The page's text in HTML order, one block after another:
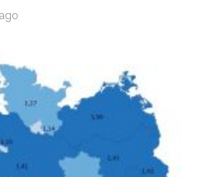
(BiB)
zwischen 1990 und 2020 für
sowie für in
Menschen und Zugewanderte
Ergebnis: Während Personen mit
(oberstes Quintil der Verteilung der
nur einen moderaten
am Gesamteinkommen
nahm die Belastung bei